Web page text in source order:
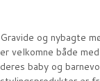
Gravide og nybagte
er velkomne både med
deres baby og